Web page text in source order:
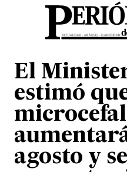
El
estimó
agosto y